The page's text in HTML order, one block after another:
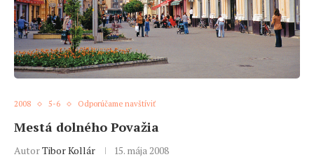
2008 5-6 Odporúčame navštíviť
Mestá dolného Považia
AutorTibor Kollár 15. mája 2008